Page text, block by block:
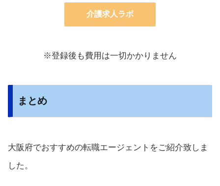
介護求人ラボ
※登録後も費用は一切かかりません
まとめ
大阪府でおすすめの転職エージェントをご紹介致しま
した。